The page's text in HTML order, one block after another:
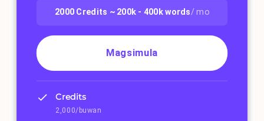
2000 Credits ~ 200k - 400kwords/ mo
Magsimula
Credits
2,000/buwan